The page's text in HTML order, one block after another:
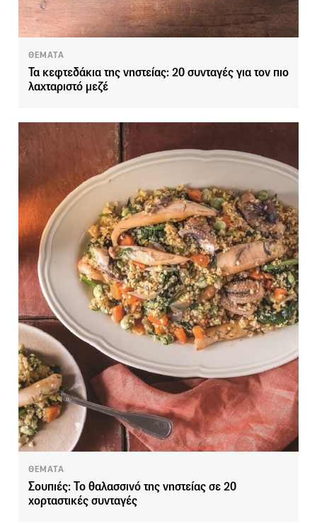
ΘΕΜΑΤΑ
Τα κεφτεδάκια της νηστείας: 20 συνταγές για τον πιο
λαχταριστό μεζέ
ΘΕΜΑΤΑ
Σουπιές: Το θαλασσινό της νηστείας σε 20
χορταστικές συνταγές